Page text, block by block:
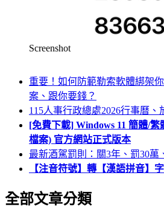
Screenshot
重要！如何防範勒索軟體綁架
案、跟你要錢？
115人事行政總處2026行事曆、
[免費下載] Windows 11 簡體/
檔案) 官方網站正式版本
最新酒駕罰則：關3年、罰30萬
【注音符號】轉【漢語拼音】
全部文章分類